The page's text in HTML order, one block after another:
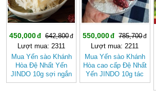
450,000
642,800
Lượt mua: 2311
Mua Yến sào Khánh
Hòa Đệ Nhất Yến
JINDO 10g sợi ngắn
tác dụng tốt cho sức
550,000
785,700
Lượt mua: 2211
Mua Yến sào Khánh
Hòa cao cấp Đệ Nhất
Yến JINDO 10g tác
dụng tốt cho sức